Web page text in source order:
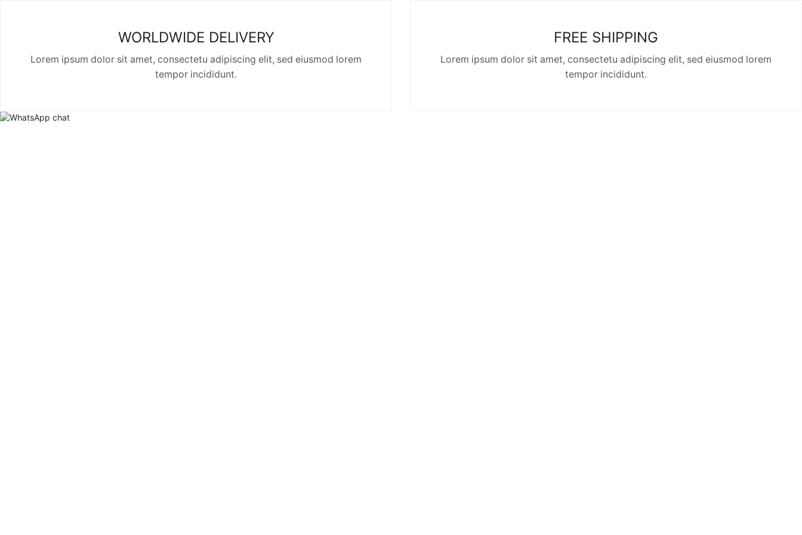
WORLDWIDE DELIVERY
Lorem ipsum dolor sit amet, consectetu adipiscing elit, sed eiusmod lorem
tempor incididunt.
FREE SHIPPING
Lorem ipsum dolor sit amet, consectetu adipiscing elit, sed eiusmod lorem
tempor incididunt.